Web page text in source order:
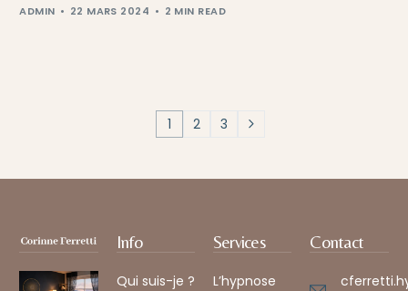
ADMIN 22 MARS 2024 2 MIN READ
1 2 3
Info
Qui suis-je ?
Services
L’hypnose
Contact